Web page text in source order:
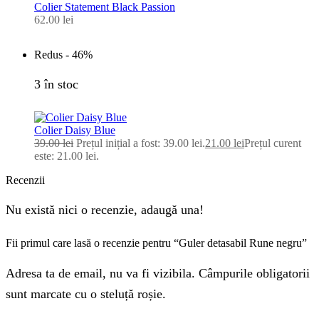
Colier Statement Black Passion
62.00 lei
Redus - 46%
3 în stoc
Colier Daisy Blue
39.00lei Prețul inițial a fost: 39.00 lei.21.00 leiPrețul curent
este: 21.00 lei.
Recenzii
Nu există nici o recenzie, adaugă una!
Fii primul care lasă o recenzie pentru “Guler detasabil Rune negru”
Adresa ta de email, nu va fi vizibila. Câmpurile obligatorii
sunt marcate cu o steluță roșie.